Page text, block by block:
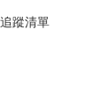
蹤清單